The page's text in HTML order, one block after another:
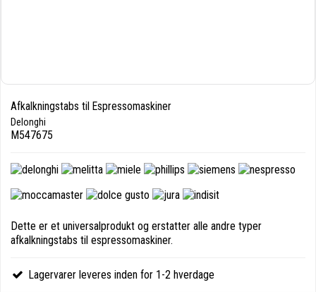
Afkalkningstabs til Espressomaskiner
Delonghi
M547675
Dette er et universalprodukt og erstatter alle andre typer
afkalkningstabs til espressomaskiner.
Lagervarer leveres inden for 1-2 hverdage